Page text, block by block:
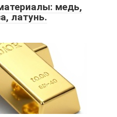
медь,
латунь.